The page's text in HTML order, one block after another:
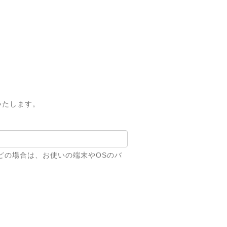
します。
場合は、お使いの端末やOSのバ